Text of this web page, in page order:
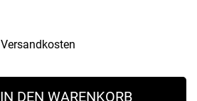
Versandkosten
IN DEN WARENKORB